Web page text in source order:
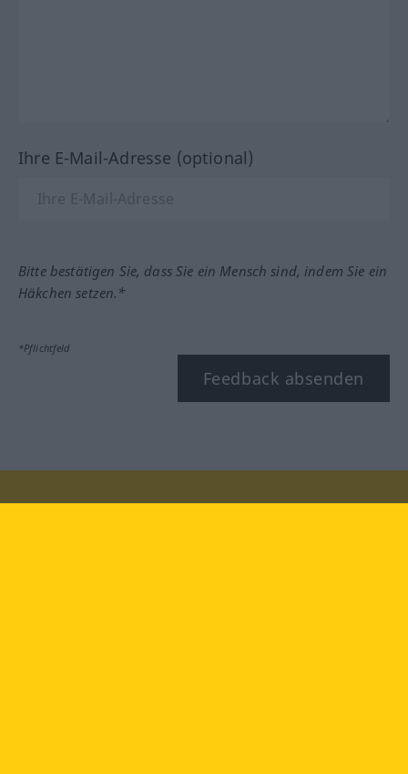
Ihre E-Mail-Adresse (optional)
Bitte bestätigen Sie, dass Sie ein Mensch sind, indem Sie ein
Häkchen setzen.*
*Pflichtfeld
Feedback absenden